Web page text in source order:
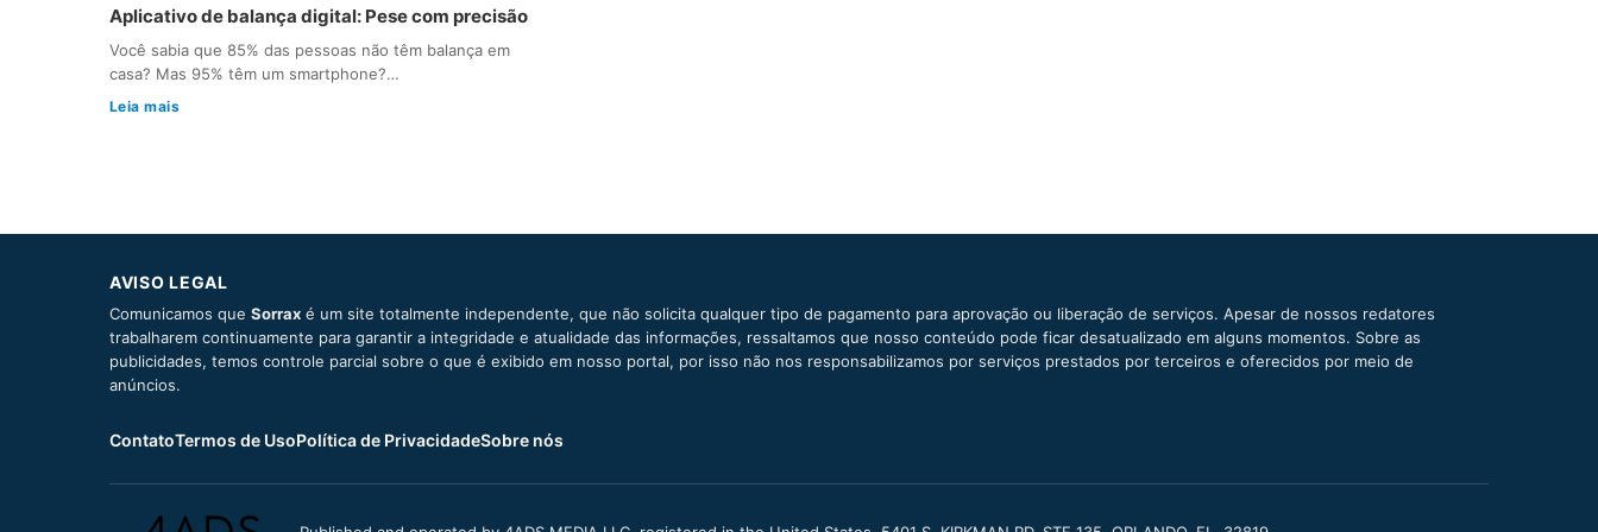
Aplicativo de balança digital: Pese com precisão
Você sabia que 85% das pessoas não têm balança em
casa? Mas 95% têm um smartphone?…
Leia mais
AVISO LEGAL
Comunicamos que Sorrax é um site totalmente independente, que não solicita qualquer tipo de pagamento para aprovação ou liberação de serviços. Apesar de nossos redatores
trabalharem continuamente para garantir a integridade e atualidade das informações, ressaltamos que nosso conteúdo pode ficar desatualizado em alguns momentos. Sobre as
publicidades, temos controle parcial sobre o que é exibido em nosso portal, por isso não nos responsabilizamos por serviços prestados por terceiros e oferecidos por meio de
anúncios.
ContatoTermos de UsoPolítica de PrivacidadeSobre nós